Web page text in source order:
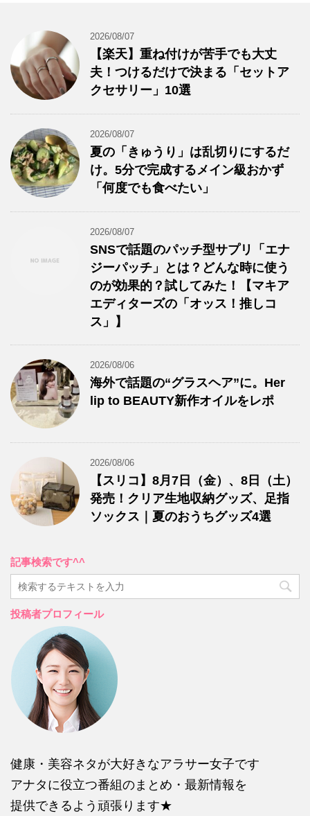
2026/08/07
【楽天】重ね付けが苦手でも大丈
夫！つけるだけで決まる「セットア
クセサリー」10選
2026/08/07
夏の「きゅうり」は乱切りにするだ
け。5分で完成するメイン級おかず
「何度でも食べたい」
2026/08/07
SNSで話題のパッチ型サプリ「エナ
ジーパッチ」とは？どんな時に使う
のが効果的？試してみた！【マキア
エディターズの「オッス！推しコ
ス」】
2026/08/06
海外で話題の“グラスヘア”に。Her
lip to BEAUTY新作オイルをレポ
2026/08/06
【スリコ】8月7日（金）、8日（土）
発売！クリア生地収納グッズ、足指
ソックス｜夏のおうちグッズ4選
記事検索です^^
投稿者プロフィール
健康・美容ネタが大好きなアラサー女子です
アナタに役立つ番組のまとめ・最新情報を
提供できるよう頑張ります★